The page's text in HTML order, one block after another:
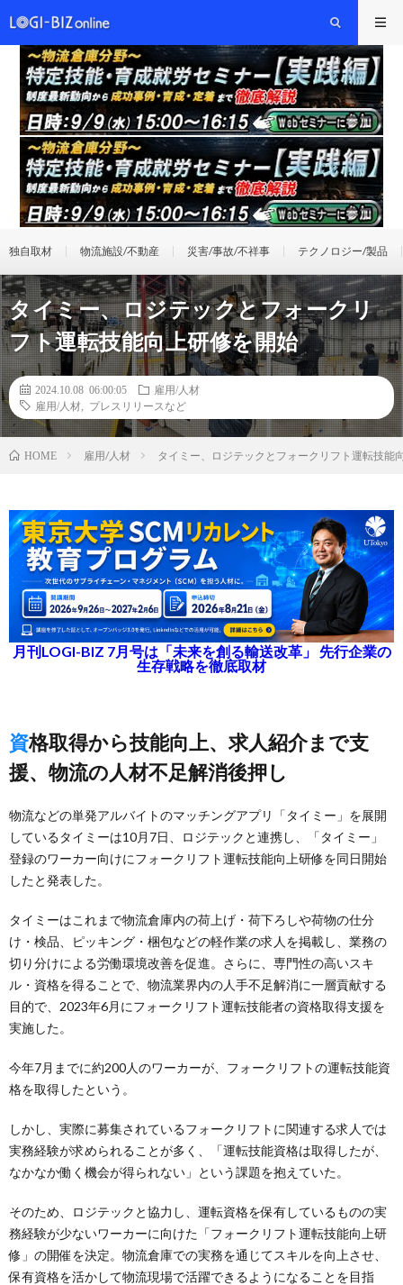
独自取材 物流施設/不動産 災害/事故/不祥事 テクノロジー/製品
タイミー、ロジテックとフォークリ
フト運転技能向上研修を開始
2024.10.08 06:00:05
雇用/人材
雇用/人材
プレスリリースなど
HOME 雇用/人材 タイミー、ロジテックとフォークリフト運転技能
月刊LOGI-BIZ 7月号は「未来を創る輸送改革」 先行企業の
生存戦略を徹底取材
資格取得から技能向上、求人紹介まで支
援、物流の人材不足解消後押し
物流などの単発アルバイトのマッチングアプリ「タイミー」を展開
しているタイミーは10月7日、ロジテックと連携し、「タイミー」
登録のワーカー向けにフォークリフト運転技能向上研修を同日開始
したと発表した。
タイミーはこれまで物流倉庫内の荷上げ・荷下ろしや荷物の仕分
け・検品、ピッキング・梱包などの軽作業の求人を掲載し、業務の
切り分けによる労働環境改善を促進。さらに、専門性の高いスキ
ル・資格を得ることで、物流業界内の人手不足解消に一層貢献する
目的で、2023年6月にフォークリフト運転技能者の資格取得支援を
実施した。
今年7月までに約200人のワーカーが、フォークリフトの運転技能資
格を取得したという。
しかし、実際に募集されているフォークリフトに関連する求人では
実務経験が求められることが多く、「運転技能資格は取得したが、
なかなか働く機会が得られない」という課題を抱えていた。
そのため、ロジテックと協力し、運転資格を保有しているものの実
務経験が少ないワーカーに向けた「フォークリフト運転技能向上研
修」の開催を決定。物流倉庫での実務を通じてスキルを向上させ、
保有資格を活かして物流現場で活躍できるようになることを目指